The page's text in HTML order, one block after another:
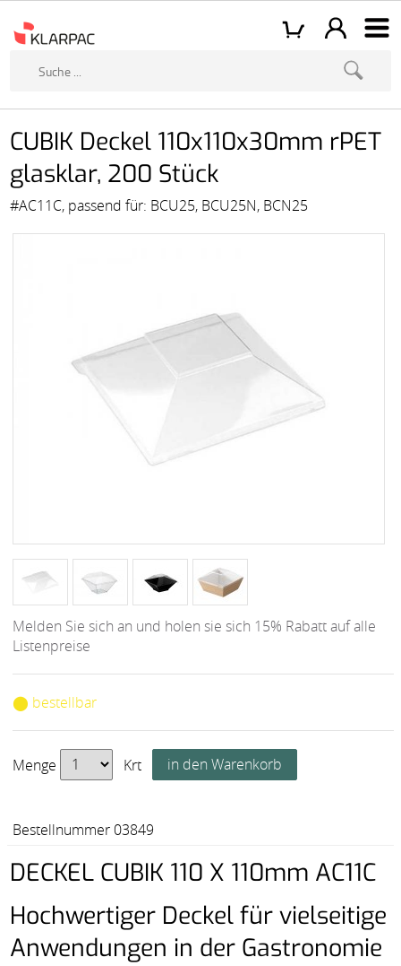
CUBIK Deckel 110x110x30mm rPET
glasklar, 200 Stück
#AC11C, passend für: BCU25, BCU25N, BCN25
Melden Sie sich an und holen sie sich 15% Rabatt auf alle
Listenpreise
⬤ bestellbar
Menge Krt
Bestellnummer 03849
DECKEL CUBIK 110 X 110mm AC11C
Hochwertiger Deckel für vielseitige
Anwendungen in der Gastronomie